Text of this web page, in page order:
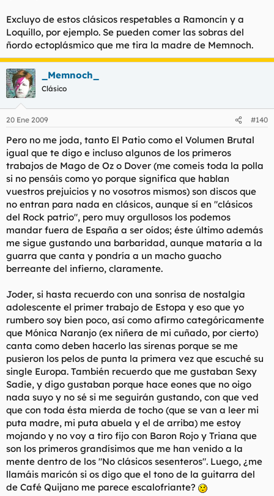
Excluyo de estos clásicos respetables a Ramoncín y a
Loquillo, por ejemplo. Se pueden comer las sobras del
ñordo ectoplásmico que me tira la madre de Memnoch.
_Memnoch_
Clásico
20 Ene 2009 #140
Pero no me joda, tanto El Patio como el Volumen Brutal
igual que te digo e incluso algunos de los primeros
trabajos de Mago de Oz o Dover (me comeis toda la polla
si no pensáis como yo porque significa que hablan
vuestros prejuicios y no vosotros mismos) son discos que
no entran para nada en clásicos, aunque sí en "clásicos
del Rock patrio", pero muy orgullosos los podemos
mandar fuera de España a ser oídos; éste último además
me sigue gustando una barbaridad, aunque mataría a la
guarra que canta y pondría a un macho guacho
berreante del infierno, claramente.
Joder, si hasta recuerdo con una sonrisa de nostalgia
adolescente el primer trabajo de Estopa y eso que yo
rumbero soy bien poco, así como afirmo categóricamente
que Mónica Naranjo (ex niñera de mi cuñado, por cierto)
canta como deben hacerlo las sirenas porque se me
pusieron los pelos de punta la primera vez que escuché su
single Europa. También recuerdo que me gustaban Sexy
Sadie, y digo gustaban porque hace eones que no oigo
nada suyo y no sé si me seguirán gustando, con que ved
que con toda ésta mierda de tocho (que se van a leer mi
puta madre, mi puta abuela y el de arriba) me estoy
mojando y no voy a tiro fijo con Baron Rojo y Triana que
son los primeros grandísimos que me han venido a la
mente dentro de los "No clásicos sesenteros". Luego, ¿me
llamáis maricón si os digo que el tono de la guitarra del
de Café Quijano me parece escalofriante?